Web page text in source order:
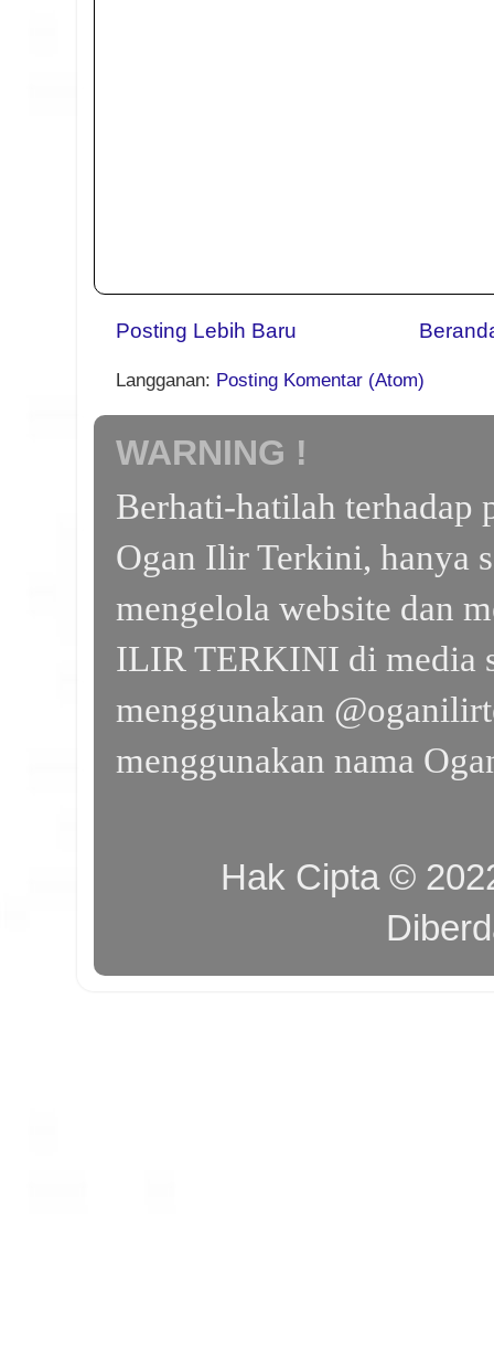
Posting Lebih Baru
Langganan: Posting Komentar (Atom)
WARNING !
Berhati-hatilah terhadap
Ogan Ilir Terkini, hanya
mengelola website dan
ILIR TERKINI di media
menggunakan
menggunakan nama
Hak Cipta ©